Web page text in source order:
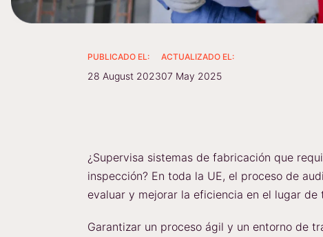
PUBLICADO EL:
28 August 2023
ACTUALIZADO EL:
07 May 2025
¿Supervisa sistemas de fabricación que
inspección? En toda la UE, el proceso de
evaluar y mejorar la eficiencia en el lugar de
Garantizar un proceso ágil y un entorno de